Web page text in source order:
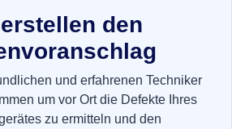
den
und erfahrenen Techniker
um vor Ort die Defekte Ihres
zu ermitteln und den